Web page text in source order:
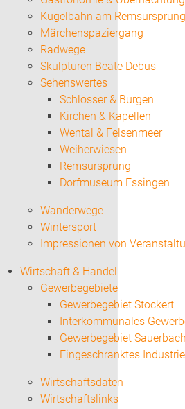
Kugelbahn am Remsursprung
Märchenspaziergang
Radwege
Skulpturen Beate Debus
Sehenswertes
Schlösser & Burgen
Kirchen & Kapellen
Wental & Felsenmeer
Weiherwiesen
Remsursprung
Dorfmuseum Essingen
Wanderwege
Wintersport
Impressionen von
Wirtschaft & Handel
Gewerbegebiete
Gewerbegebiet Stockert
Interkommunales
Gewerbegebiet Sauerbach
Eingeschränktes
Wirtschaftsdaten
Wirtschaftslinks